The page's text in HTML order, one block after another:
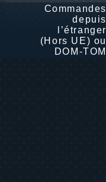
Commandes
depuis
l’étranger
(Hors UE) ou
DOM-TOM